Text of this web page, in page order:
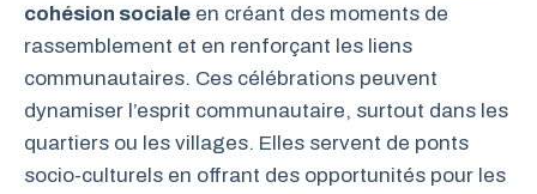
cohésion sociale en créant des moments de
rassemblement et en renforçant les liens
communautaires. Ces célébrations peuvent
dynamiser l’esprit communautaire, surtout dans les
quartiers ou les villages. Elles servent de ponts
socio-culturels en offrant des opportunités pour les